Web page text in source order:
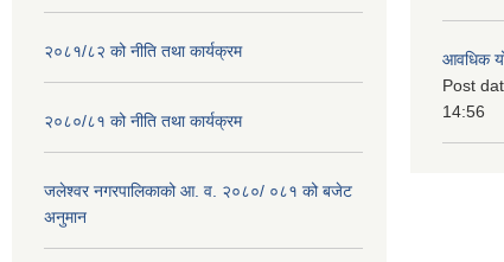
२०८१/८२ को नीति तथा कार्यक्रम
२०८०/८१ को नीति तथा कार्यक्रम
जलेश्वर नगरपालिकाको आ. व. २०८०/ ०८१ को बजेट
अनुमान
आवधिक
Post
14:56